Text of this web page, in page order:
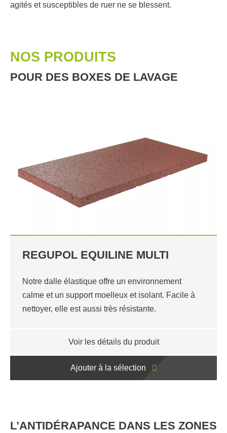
agités et susceptibles de ruer ne se blessent.
NOS PRODUITS
POUR DES BOXES DE LAVAGE
REGUPOL EQUILINE MULTI
Notre dalle élastique offre un environnement
calme et un support moelleux et isolant. Facile à
nettoyer, elle est aussi très résistante.
Voir les détails du produit
Ajouter à la sélection
L’ANTIDÉRAPANCE DANS LES ZONES